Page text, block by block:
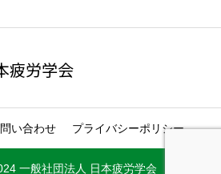
疲労学会
い合わせ プライバシーポリシー
一般社団法人 日本疲労学会